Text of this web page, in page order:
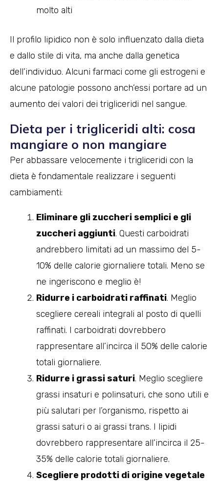
molto alti
Il profilo lipidico non è solo influenzato dalla dieta
e dallo stile di vita, ma anche dalla genetica
dell’individuo. Alcuni farmaci come gli estrogeni e
alcune patologie possono anch’essi portare ad un
aumento dei valori dei trigliceridi nel sangue.
Dieta per i trigliceridi alti: cosa
mangiare o non mangiare
Per abbassare velocemente i trigliceridi con la
dieta è fondamentale realizzare i seguenti
cambiamenti:
Eliminare gli zuccheri semplici e gli
zuccheri aggiunti. Questi carboidrati
andrebbero limitati ad un massimo del 5-
10% delle calorie giornaliere totali. Meno se
ne ingeriscono e meglio è!
Ridurre i carboidrati raffinati. Meglio
scegliere cereali integrali al posto di quelli
raffinati. I carboidrati dovrebbero
rappresentare all’incirca il 50% delle calorie
totali giornaliere.
Ridurre i grassi saturi. Meglio scegliere
grassi insaturi e polinsaturi, che sono utili e
più salutari per l’organismo, rispetto ai
grassi saturi o ai grassi trans. I lipidi
dovrebbero rappresentare all’incirca il 25-
35% delle calorie totali giornaliere.
Scegliere prodotti di origine vegetale